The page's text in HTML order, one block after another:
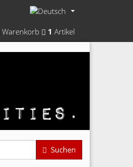
Warenkorb 1 Artikel
Suchen